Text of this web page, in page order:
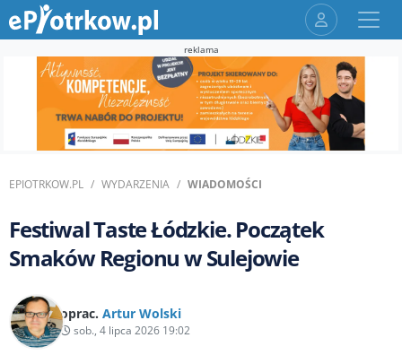
reklama
EPIOTRKOW.PL WYDARZENIA WIADOMOŚCI
Festiwal Taste Łódzkie. Początek
Smaków Regionu w Sulejowie
oprac. Artur Wolski
sob., 4 lipca 2026 19:02